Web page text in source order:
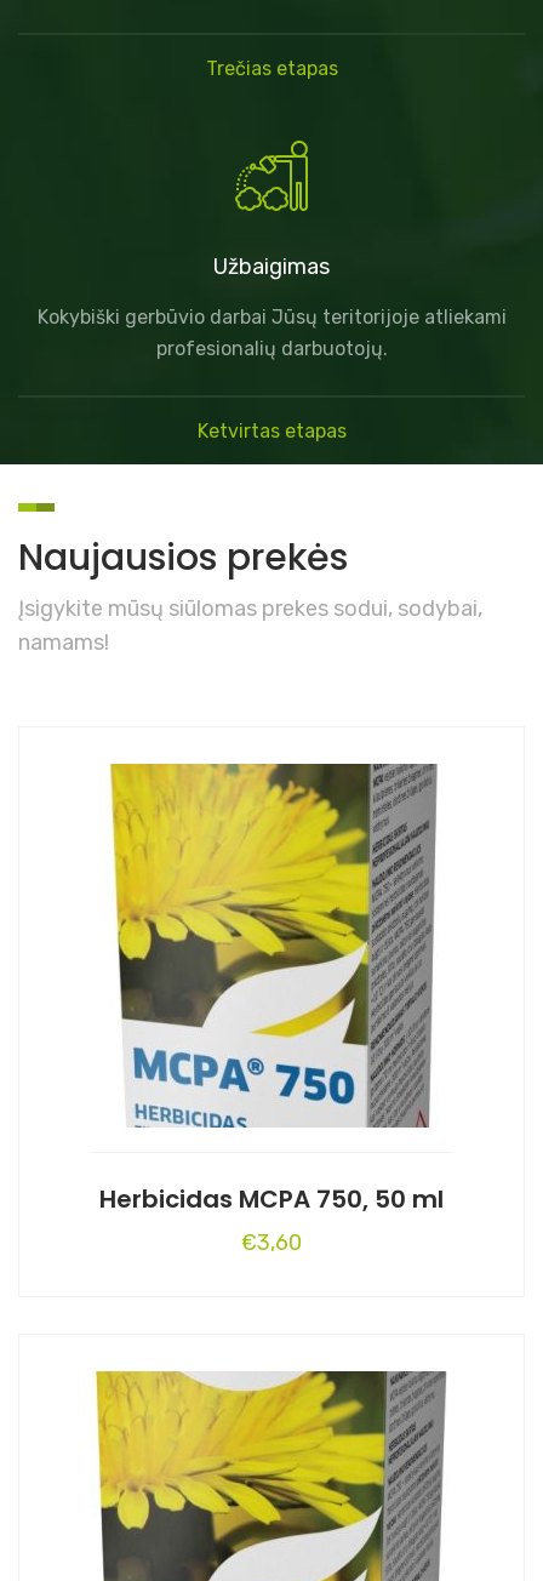
Trečias etapas
Užbaigimas
Kokybiški gerbūvio darbai Jūsų teritorijoje atliekami
profesionalių darbuotojų.
Ketvirtas etapas
Naujausios prekės
Įsigykite mūsų siūlomas prekes sodui, sodybai,
namams!
Herbicidas MCPA 750, 50 ml
€3,60